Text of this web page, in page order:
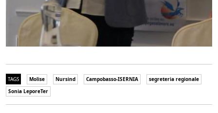
TAGS Molise Nursind Campobasso-ISERNIA
segreteria regionale
Sonia LeporeTer